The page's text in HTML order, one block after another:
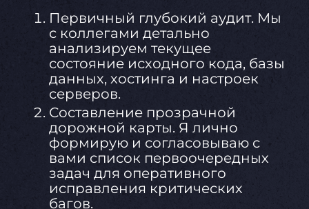
Первичный глубокий аудит. Мы
с коллегами детально
анализируем текущее
состояние исходного кода, базы
данных, хостинга и настроек
серверов.
Составление прозрачной
дорожной карты. Я лично
формирую и согласовываю с
вами список первоочередных
задач для оперативного
исправления критических
багов.